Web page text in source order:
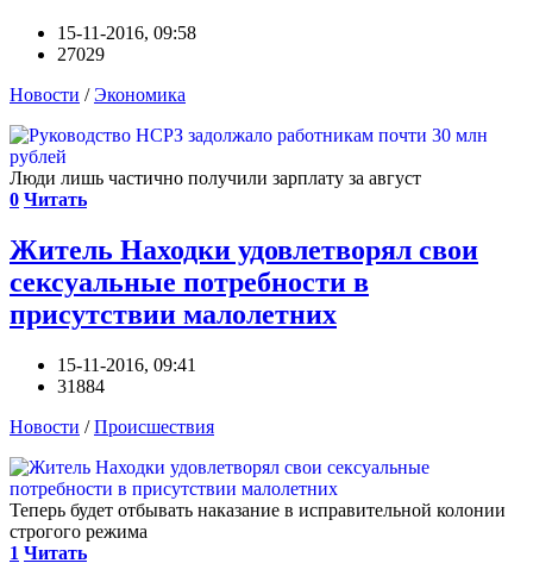
15-11-2016, 09:58
27029
Новости /Экономика
Люди лишь частично получили зарплату за август
0 Читать
Житель Находки удовлетворял свои
сексуальные потребности в
присутствии малолетних
15-11-2016, 09:41
31884
Новости /Происшествия
Теперь будет отбывать наказание в исправительной колонии
строгого режима
1 Читать